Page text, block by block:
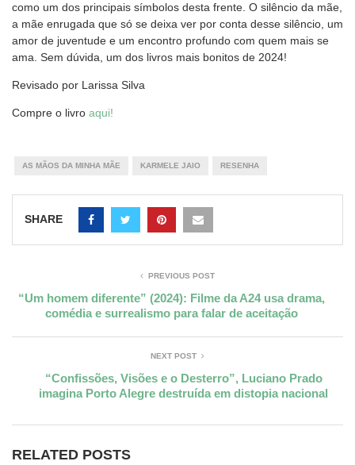
como um dos principais símbolos desta frente. O silêncio da mãe,
a mãe enrugada que só se deixa ver por conta desse silêncio, um
amor de juventude e um encontro profundo com quem mais se
ama. Sem dúvida, um dos livros mais bonitos de 2024!
Revisado por Larissa Silva
Compre o livro aqui!
AS MÃOS DA MINHA MÃE KARMELE JAIO RESENHA
SHARE
PREVIOUS POST
“Um homem diferente” (2024): Filme da A24 usa drama,
comédia e surrealismo para falar de aceitação
NEXT POST
“Confissões, Visões e o Desterro”, Luciano Prado
imagina Porto Alegre destruída em distopia nacional
RELATED POSTS